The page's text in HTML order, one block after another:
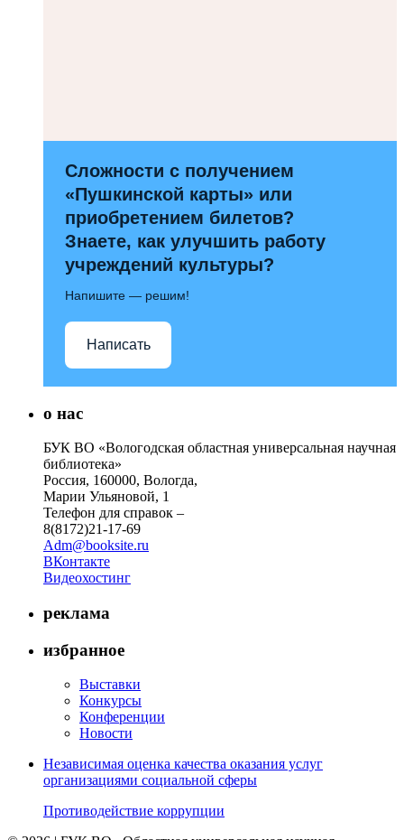
Сложности с получением
«Пушкинской карты» или
приобретением билетов?
Знаете, как улучшить работу
учреждений культуры?
Напишите — решим!
Написать
о нас
БУК ВО «Вологодская областная универсальная научная
библиотека»
Россия, 160000, Вологда,
Марии Ульяновой, 1
Телефон для справок –
8(8172)21-17-69
Adm@booksite.ru
ВКонтакте
Видеохостинг
реклама
избранное
Выставки
Конкурсы
Конференции
Новости
Независимая оценка качества оказания услуг
организациями социальной сферы
Противодействие коррупции